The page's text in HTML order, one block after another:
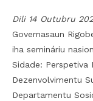
Dili 14 Outubru
Governasaun
iha semináriu
Sidade: Perspetiva
Dezenvolvimentu
Departamentu